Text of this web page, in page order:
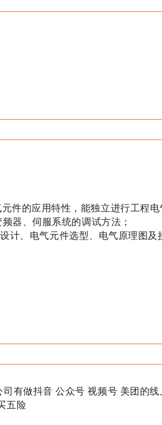
件的应用特性，能独立进行工程
器、伺服系统的调试方法；
计、电气元件选型、电气原理图及
有做抖音 公众号 视频号 美团的
五险